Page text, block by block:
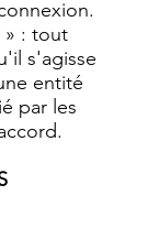
» : tout
s'agisse
entité
par les